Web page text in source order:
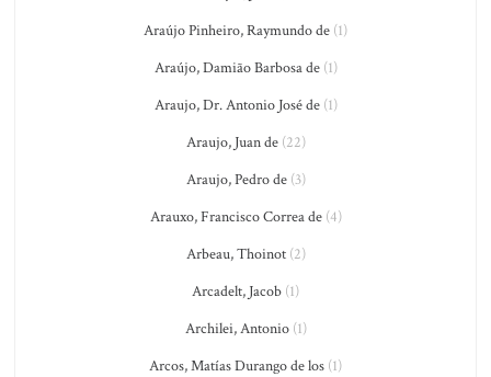
Araújo Pinheiro, Raymundo de (1)
Araújo, Damião Barbosa de(1)
Araujo, Dr. Antonio José de(1)
Araujo, Juan de(22)
Araujo, Pedro de(3)
Arauxo, Francisco Correa de(4)
Arbeau, Thoinot(2)
Arcadelt, Jacob (1)
Archilei, Antonio(1)
Arcos, Matías Durango de los (1)